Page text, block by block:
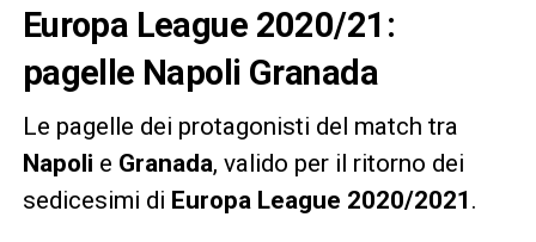
Europa League 2020/21:
pagelle Napoli Granada
Le pagelle dei protagonisti del match tra
Napoli e Granada, valido per il ritorno dei
sedicesimi di Europa League 2020/2021 .